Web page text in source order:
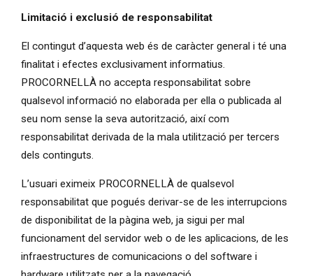
Limitació i exclusió de responsabilitat
El contingut d’aquesta web és de caràcter general i té una
finalitat i efectes exclusivament informatius.
PROCORNELLÀ no accepta responsabilitat sobre
qualsevol informació no elaborada per ella o publicada al
seu nom sense la seva autorització, així com
responsabilitat derivada de la mala utilització per tercers
dels continguts.
L’usuari eximeix PROCORNELLÀ de qualsevol
responsabilitat que pogués derivar-se de les interrupcions
de disponibilitat de la pàgina web, ja sigui per mal
funcionament del servidor web o de les aplicacions, de les
infraestructures de comunicacions o del software i